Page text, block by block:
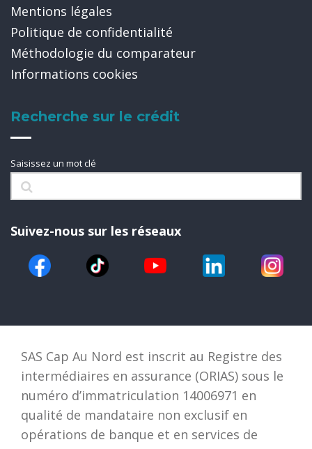
Mentions légales
Politique de confidentialité
Méthodologie du comparateur
Informations cookies
Recherche sur le crédit
Saisissez un mot clé
Suivez-nous sur les réseaux
SAS Cap Au Nord est inscrit au Registre des
intermédiaires en assurance (ORIAS) sous le
numéro d’immatriculation 14006971 en
qualité de mandataire non exclusif en
opérations de banque et en services de